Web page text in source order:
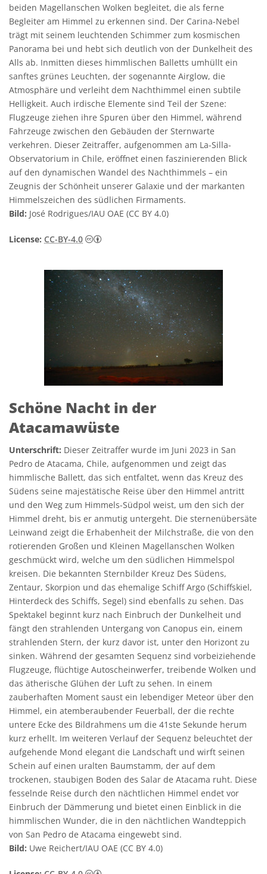
beiden Magellanschen Wolken begleitet, die als ferne
Begleiter am Himmel zu erkennen sind. Der Carina-Nebel
trägt mit seinem leuchtenden Schimmer zum kosmischen
Panorama bei und hebt sich deutlich von der Dunkelheit des
Alls ab. Inmitten dieses himmlischen Balletts umhüllt ein
sanftes grünes Leuchten, der sogenannte Airglow, die
Atmosphäre und verleiht dem Nachthimmel einen subtile
Helligkeit. Auch irdische Elemente sind Teil der Szene:
Flugzeuge ziehen ihre Spuren über den Himmel, während
Fahrzeuge zwischen den Gebäuden der Sternwarte
verkehren. Dieser Zeitraffer, aufgenommen am La-Silla-
Observatorium in Chile, eröffnet einen faszinierenden Blick
auf den dynamischen Wandel des Nachthimmels – ein
Zeugnis der Schönheit unserer Galaxie und der markanten
Himmelszeichen des südlichen Firmaments.
Bild: José Rodrigues/IAU OAE (CC BY 4.0)
License: CC-BY-4.0 Creative Commons Namensnennung 4.0
Schöne Nacht in der
Atacamawüste
Unterschrift: Dieser Zeitraffer wurde im Juni 2023 in San
Pedro de Atacama, Chile, aufgenommen und zeigt das
himmlische Ballett, das sich entfaltet, wenn das Kreuz des
Südens seine majestätische Reise über den Himmel antritt
und den Weg zum Himmels-Südpol weist, um den sich der
Himmel dreht, bis er anmutig untergeht. Die sternenübersäte
Leinwand zeigt die Erhabenheit der Milchstraße, die von den
rotierenden Großen und Kleinen Magellanschen Wolken
geschmückt wird, welche um den südlichen Himmelspol
kreisen. Die bekannten Sternbilder Kreuz Des Südens,
Zentaur, Skorpion und das ehemalige Schiff Argo (Schiffskiel,
Hinterdeck des Schiffs, Segel) sind ebenfalls zu sehen. Das
Spektakel beginnt kurz nach Einbruch der Dunkelheit und
fängt den strahlenden Untergang von Canopus ein, einem
strahlenden Stern, der kurz davor ist, unter den Horizont zu
sinken. Während der gesamten Sequenz sind vorbeiziehende
Flugzeuge, flüchtige Autoscheinwerfer, treibende Wolken und
das ätherische Glühen der Luft zu sehen. In einem
zauberhaften Moment saust ein lebendiger Meteor über den
Himmel, ein atemberaubender Feuerball, der die rechte
untere Ecke des Bildrahmens um die 41ste Sekunde herum
kurz erhellt. Im weiteren Verlauf der Sequenz beleuchtet der
aufgehende Mond elegant die Landschaft und wirft seinen
Schein auf einen uralten Baumstamm, der auf dem
trockenen, staubigen Boden des Salar de Atacama ruht. Diese
fesselnde Reise durch den nächtlichen Himmel endet vor
Einbruch der Dämmerung und bietet einen Einblick in die
himmlischen Wunder, die in den nächtlichen Wandteppich
von San Pedro de Atacama eingewebt sind.
Bild: Uwe Reichert/IAU OAE (CC BY 4.0)